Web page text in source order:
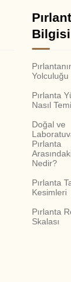
Bilgisi
Yolculuğu
Pırlanta
Nasıl
Doğal ve
Pırlanta
Nedir?
Pırlanta
Kesimleri
Pırlanta
Skalası